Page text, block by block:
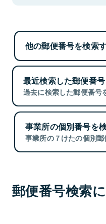
他の郵便番号を検索
最近検索した郵便番号
過去に検索した郵便番号
事業所の個別番号を
事業所の７けたの個別郵
郵便番号検索